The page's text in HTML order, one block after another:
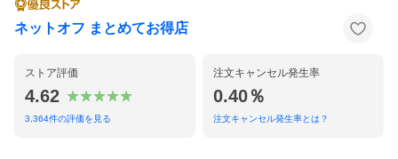
ネットオフ まとめてお得店
ストア評価
4.62
3,364件の評価を見る
注文キャンセル発生率
0.40％
注文キャンセル発生率とは？